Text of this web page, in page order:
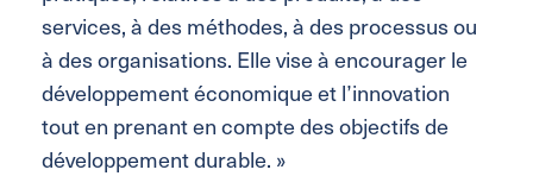
services, à des méthodes, à des processus ou
à des organisations. Elle vise à encourager le
développement économique et l’innovation
tout en prenant en compte des objectifs de
développement durable. »